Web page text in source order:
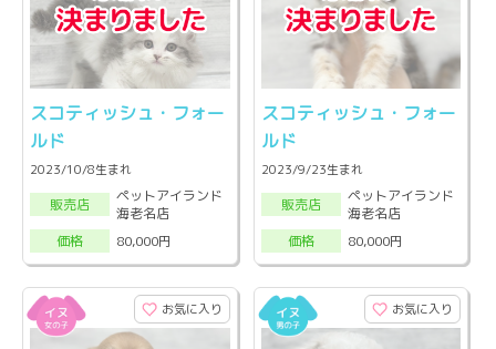
スコティッシュ・フォー
ルド
2023/10/8生まれ
販売店
ペットアイランド
海老名店
価格
80,000円
スコティッシュ・フォー
ルド
2023/9/23生まれ
販売店
ペットアイランド
海老名店
価格
80,000円
お気に入り お気に入り